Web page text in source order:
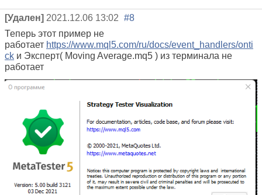
[Удален] 2021.12.06 13:02 #8
Теперь этот пример не
работает https://www.mql5.com/ru/docs/event_handlers/onti
ck и Эксперт( Moving Average.mq5 ) из терминала не
работает